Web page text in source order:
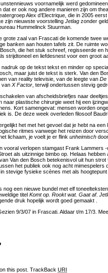
voornamelijk werd
dat er ook nog andere manieren zijn om
Alex d’Electrique, die in 2005
zijn nieuwste voorstelling Jetlag zonder
Hummelinck Stuurman.
grote zaal van Frascati de komende twee
banken aan houten tafels zit. De ruimte
die het stuk schreef, regisseerde en
strijdtoneel en liefdesnest voor een groot
op de tekst tekst en minder op
maar juist de tekst is sterk. Van den
van reality televisie, van de leegte van De
van X Factor , terwijl ondertussen stevig
van afscheidsbriefjes naar
naar plastische chirurgie weet hij een
Kort samengevat: mensen worden
is. De deze week overleden filosoof
het met het gevoel dat je hebt na
ritmes vanwege het reizen door
lichaam, je voelt je er flink unheimisch door.
vooral verlopen stamgast Frank Lammers
als uitzinnige bimbo op. Helaas
Van den Bosch betekenisvol uit hun strot
het publiek ook nog acht mimespelers
stevige fysieke scènes met als
nog een nieuwe bundel met elf
titel Komt op. Rookt wat. Gaat af.
druk hopelijk wordt goed gemaakt .
9/3/07 in Frascati. Aldaar t/m 17/3.
this post. TrackBack URI